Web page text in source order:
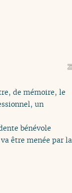
de mémoire, le
un
bénévole
être menée par la